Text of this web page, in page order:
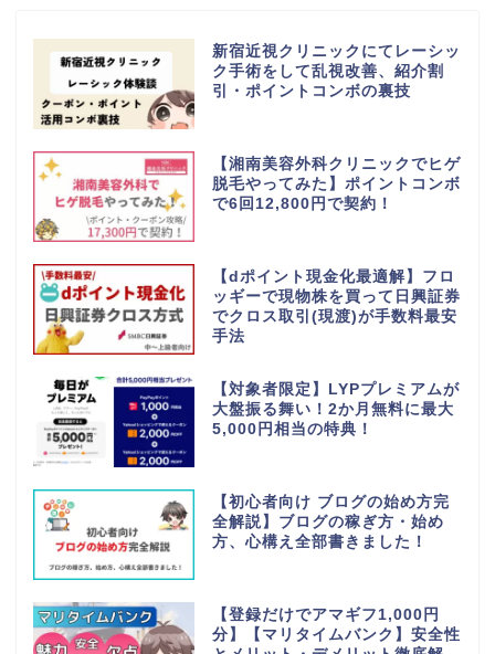
新宿近視クリニックにてレーシッ
ク手術をして乱視改善、紹介割
引・ポイントコンボの裏技
【湘南美容外科クリニックでヒゲ
脱毛やってみた】ポイントコンボ
で6回12,800円で契約！
【dポイント現金化最適解】フロ
ッギーで現物株を買って日興証券
でクロス取引(現渡)が手数料最安
手法
【対象者限定】LYPプレミアムが
大盤振る舞い！2か月無料に最大
5,000円相当の特典！
【初心者向け ブログの始め方完
全解説】ブログの稼ぎ方・始め
方、心構え全部書きました！
【登録だけでアマギフ1,000円
分】【マリタイムバンク】安全性